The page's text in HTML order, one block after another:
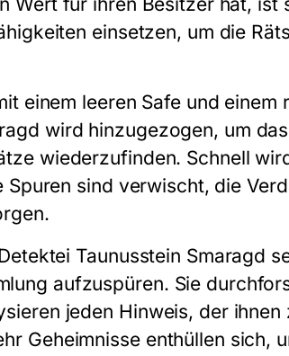
einsetzen, um die
einem leeren Safe und einem
wird hinzugezogen, um
wiederzufinden. Schnell
Spuren sind verwischt, die
Taunusstein Smaragd
aufzuspüren. Sie
jeden Hinweis, der
Geheimnisse enthüllen sich,